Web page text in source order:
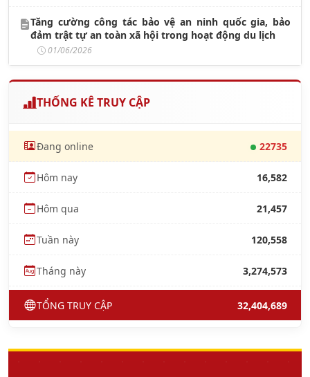
Tăng cường công tác bảo vệ an ninh quốc gia, bảo
đảm trật tự an toàn xã hội trong hoạt động du lịch
01/06/2026
THỐNG KÊ TRUY CẬP
Đang online 22735
Hôm nay 16,582
Hôm qua 21,457
Tuần này 120,558
Tháng này 3,274,573
TỔNG TRUY CẬP 32,404,689